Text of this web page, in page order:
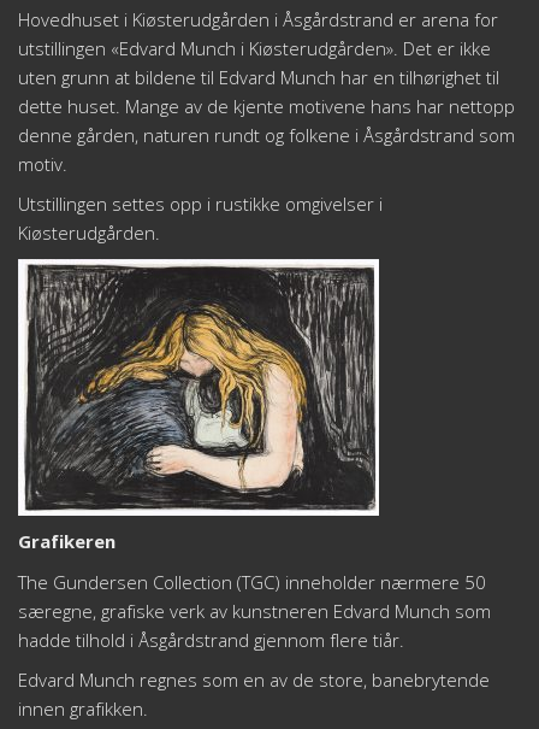
Hovedhuset i Kiøsterudgården i Åsgårdstrand er arena for
utstillingen «Edvard Munch i Kiøsterudgården». Det er ikke
uten grunn at bildene til Edvard Munch har en tilhørighet til
dette huset. Mange av de kjente motivene hans har nettopp
denne gården, naturen rundt og folkene i Åsgårdstrand som
motiv.
Utstillingen settes opp i rustikke omgivelser i
Kiøsterudgården.
Grafikeren
The Gundersen Collection (TGC) inneholder nærmere 50
særegne, grafiske verk av kunstneren Edvard Munch som
hadde tilhold i Åsgårdstrand gjennom flere tiår.
Edvard Munch regnes som en av de store, banebrytende
innen grafikken.